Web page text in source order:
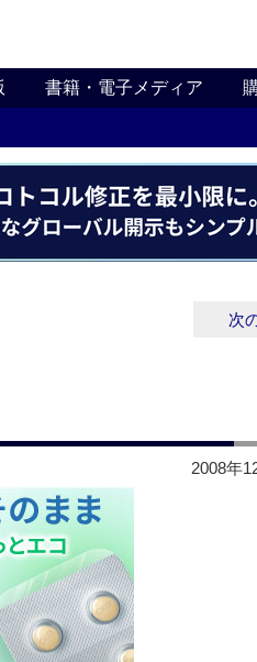
書籍・電子メディア
次
2008年